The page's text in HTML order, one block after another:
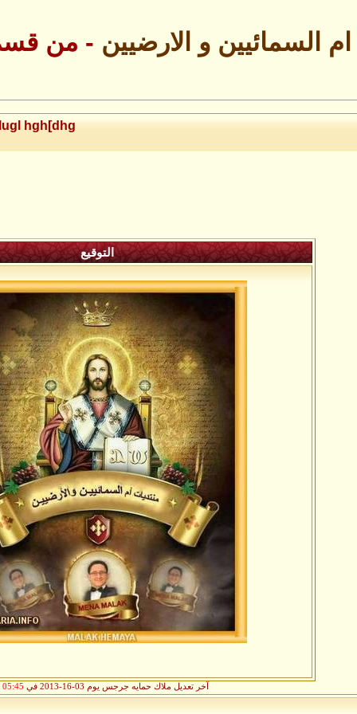
السمائيين و الارضيين - من
hgh[dhg
التوقيع
آخر تعديل ملاك حمايه جرجس يوم 03-16-2013 في 05:45 PM